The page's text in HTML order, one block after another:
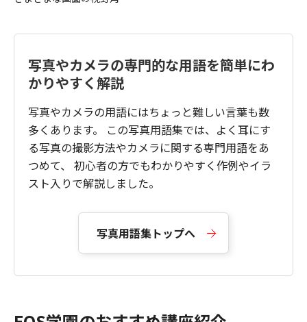
写真やカメラの専門的な用語を簡単にわ
かりやすく解説
写真やカメラの用語にはちょっと難しい言葉も数
多くあります。 この写真用語集では、よく耳にす
る写真の撮影方法やカメラに関する専門用語をあ
つめて、 初心者の方でもわかりやすく作例やイラ
スト入りで解説しました。
写真用語集トップへ